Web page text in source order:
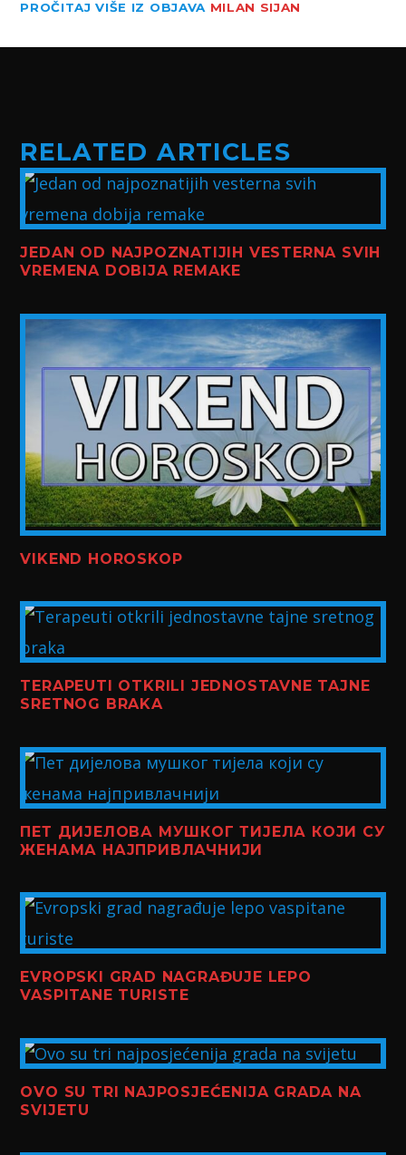
PROČITAJ VIŠE IZ OBJAVA MILAN SIJAN
RELATED ARTICLES
JEDAN OD NAJPOZNATIJIH VESTERNA SVIH
VREMENA DOBIJA REMAKE
VIKEND HOROSKOP
TERAPEUTI OTKRILI JEDNOSTAVNE TAJNE
SRETNOG BRAKA
ПЕТ ДИЈЕЛОВА МУШКОГ ТИЈЕЛА КОЈИ СУ
ЖЕНАМА НАЈПРИВЛАЧНИЈИ
EVROPSKI GRAD NAGRAĐUJE LEPO
VASPITANE TURISTE
OVO SU TRI NAJPOSJEĆENIJA GRADA NA
SVIJETU